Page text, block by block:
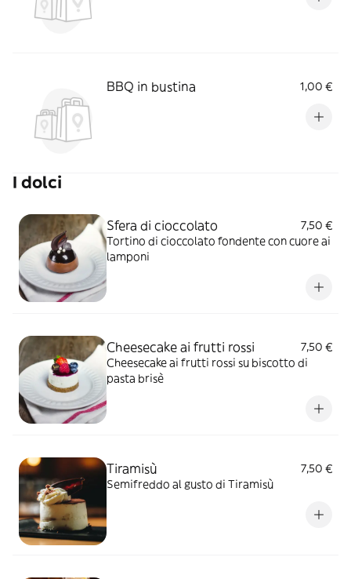
BBQ in bustina 1,00 €
I dolci
Sfera di cioccolato
7,50 €
Tortino di cioccolato fondente con cuore ai
lamponi
Cheesecake ai frutti rossi
7,50 €
Cheesecake ai frutti rossi su biscotto di
pasta brisè
Tiramisù
7,50 €
Semifreddo al gusto di Tiramisù